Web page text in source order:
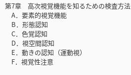
第7章 高次視覚機能を知るための検査方法
A．要素的視覚機能
B．形態認知
C．色覚認知
D．視空間認知
E．動きの認知（運動視）
F．視覚性注意